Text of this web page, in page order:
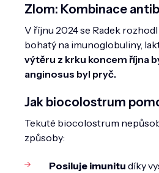
Zlom: Kombinace
V říjnu 2024 se Radek
bohatý na imunoglobuliny,
výtěru z krku koncem října
anginosus byl pryč.
Jak biocolostrum
Tekuté biocolostrum
způsoby:
Posiluje imunitu díky